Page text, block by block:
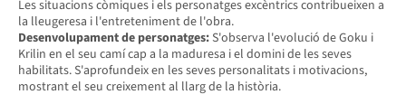
Les situacions còmiques i els personatges excèntrics contribueixen a
la lleugeresa i l'entreteniment de l'obra.
Desenvolupament de personatges:S'observa l'evolució de Goku i
Krilin en el seu camí cap a la maduresa i el domini de les seves
habilitats. S'aprofundeix en les seves personalitats i motivacions,
mostrant el seu creixement al llarg de la història.